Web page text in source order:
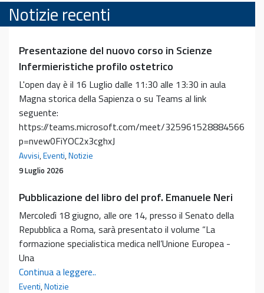
Notizie recenti
Presentazione del nuovo corso in Scienze
Infermieristiche profilo ostetrico
L'open day è il 16 Luglio dalle 11:30 alle 13:30 in aula
Magna storica della Sapienza o su Teams al link
seguente:
https://teams.microsoft.com/meet/325961528884566?
p=nvew0FiYOC2x3cghxJ
Avvisi,Eventi,Notizie
9 Luglio 2026
Pubblicazione del libro del prof. Emanuele Neri
Mercoledì 18 giugno, alle ore 14, presso il Senato della
Repubblica a Roma, sarà presentato il volume “La
formazione specialistica medica nell’Unione Europea -
Una
Continua a leggere..
Eventi,Notizie